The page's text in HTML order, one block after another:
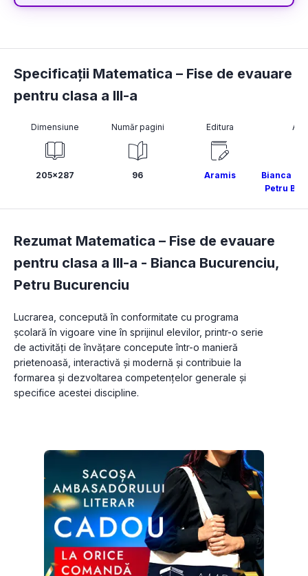
didactic II
Specificații Matematica – Fise de evauare
pentru clasa a III-a
Dimensiune
205x287
Număr pagini
96
Editura
Aramis
Bianca
Petru
Rezumat Matematica – Fise de evauare
pentru clasa a III-a - Bianca Bucurenciu,
Petru Bucurenciu
Lucrarea, concepută în conformitate cu programa
şcolară în vigoare vine în sprijinul elevilor, printr-o serie
de activități de învățare concepute într-o manieră
prietenoasă, interactivă și modernă și contribuie la
formarea și dezvoltarea competențelor generale și
specifice acestei discipline.